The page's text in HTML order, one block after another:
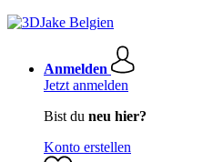
Anmelden
Jetzt anmelden
Bist du neu hier?
Konto erstellen